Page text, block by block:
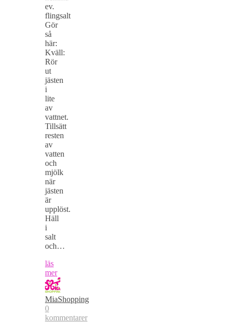
ev.
flingsalt
Gör
så
här:
Kväll:
Rör
ut
jästen
i
lite
av
vattnet.
Tillsätt
resten
av
vatten
och
mjölk
när
jästen
är
upplöst.
Häll
i
salt
och…
läs
mer
MiaShopping
0
kommentarer